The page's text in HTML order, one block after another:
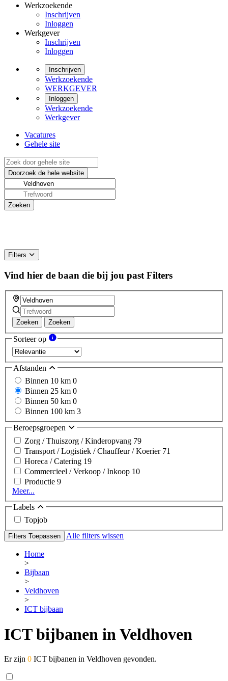
Werkzoekende
Inschrijven
Inloggen
Werkgever
Inschrijven
Inloggen
Inschrijven
Werkzoekende
WERKGEVER
Inloggen
Werkzoekende
Werkgever
Vacatures
Gehele site
Filters
Vind hier de baan die bij jou past Filters
Zoeken Zoeken
Sorteer op
Afstanden
Binnen 10 km 0
Binnen 25 km 0
Binnen 50 km 0
Binnen 100 km 3
Beroepsgroepen
Zorg / Thuiszorg / Kinderopvang 79
Transport / Logistiek / Chauffeur / Koerier 71
Horeca / Catering 19
Commercieel / Verkoop / Inkoop 10
Productie 9
Meer...
Labels
Topjob
Filters Toepassen Alle filters wissen
Home
>
Bijbaan
>
Veldhoven
>
ICT bijbaan
ICT bijbanen in Veldhoven
Er zijn 0 ICT bijbanen in Veldhoven gevonden.